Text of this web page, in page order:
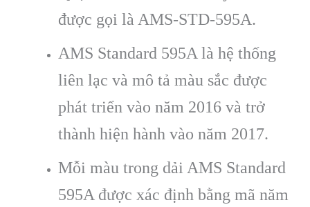
được gọi là AMS-STD-595A.
AMS Standard 595A là hệ thống
liên lạc và mô tả màu sắc được
phát triển vào năm 2016 và trở
thành hiện hành vào năm 2017.
Mỗi màu trong dải AMS Standard
595A được xác định bằng mã năm